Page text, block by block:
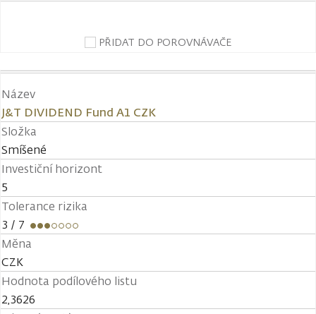
PŘIDAT DO POROVNÁVAČE
Název
J&T DIVIDEND Fund A1 CZK
Složka
Smíšené
Investiční horizont
5
Tolerance rizika
3 / 7
Měna
CZK
Hodnota podílového listu
2,3626